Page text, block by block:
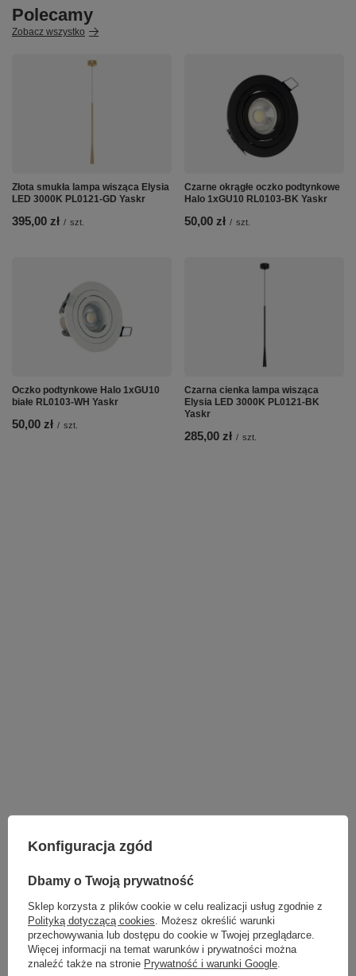
Polecamy
Zobacz wszystko
Złota smukła lampa wisząca Elysia
LED 3000K PL0121-GD Yaskr
395,00 zł / szt.
Czarne okrągłe oczko podtynkowe
Halo 1xGU10 RL0103-BK Yaskr
50,00 zł / szt.
Oczko podtynkowe Halo 1xGU10
białe RL0103-WH Yaskr
50,00 zł / szt.
Czarna cienka lampa wisząca
Elysia LED 3000K PL0121-BK
Yaskr
285,00 zł / szt.
KINKIETY NAD LUSTRO
LAMPKI NOCNE
LAMPY WISZĄCE CZARNE
LAMPY WISZĄCE - OKRĘGI
KINKIETY DO SYPIALNI
LAMPY SUFITOWE OKRĄGŁE
LAMPY WISZĄCE
Konfiguracja zgód
Dbamy o Twoją prywatność
Sklep korzysta z plików cookie w celu realizacji usług zgodnie z
Polityką dotyczącą cookies . Możesz określić warunki
przechowywania lub dostępu do cookie w Twojej przeglądarce.
Więcej informacji na temat warunków i prywatności można
znaleźć także na stronie Prywatność i warunki Google